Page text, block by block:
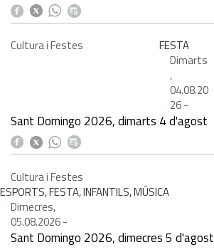
Cultura i Festes
FESTA
Dimarts
,
04.08.20
26-
Sant Domingo 2026, dimarts 4 d'agost
Cultura i Festes
ESPORTS, FESTA, INFANTILS, MÚSICA
Dimecres,
05.08.2026-
Sant Domingo 2026, dimecres 5 d'agost